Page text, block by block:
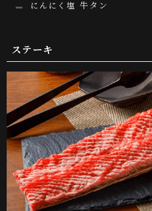
にんにく塩 牛タン
ステーキ